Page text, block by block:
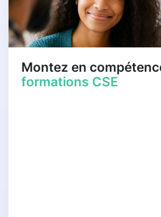
Montez en
formations CSE